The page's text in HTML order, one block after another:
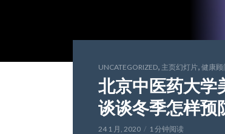
UNCATEGORIZED, 主页幻灯片, 健康顾
北京中医药大学
谈谈冬季怎样预
24 1 月, 2020 1 分钟阅读